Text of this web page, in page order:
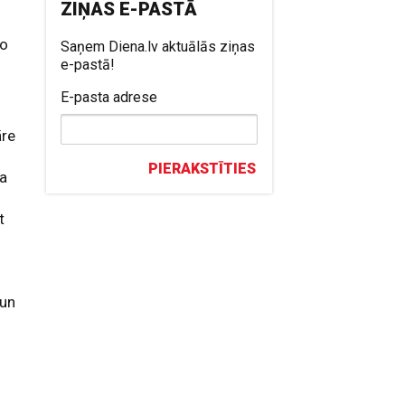
ZIŅAS E-PASTĀ
Saņem Diena.lv aktuālās ziņas
e-pastā!
E-pasta adrese
PIERAKSTĪTIES